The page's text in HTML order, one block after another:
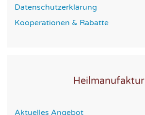
Datenschutzerklärung
Kooperationen & Rabatte
Heilmanufaktur
Aktuelles Angebot